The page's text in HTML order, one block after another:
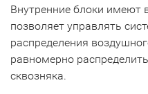
Внутренние блоки имеют
позволяет управлять
распределения
равномерно
сквозняка.